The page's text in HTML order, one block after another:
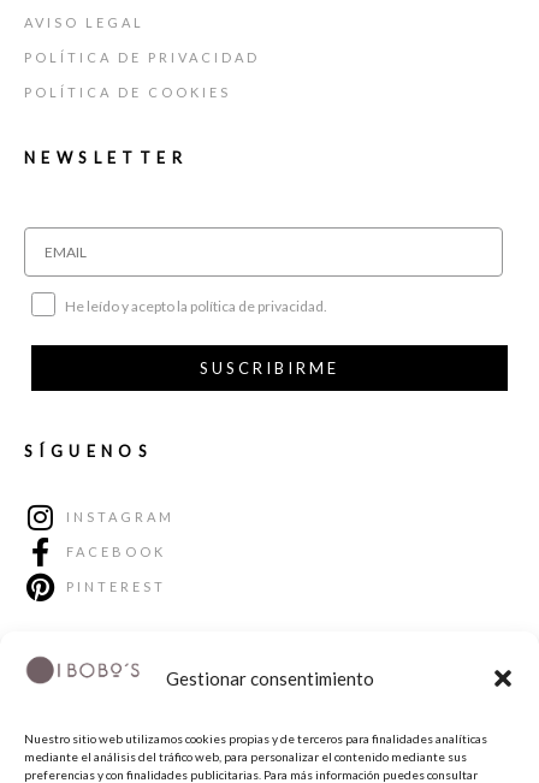
Gestionar consentimiento
Nuestro sitio web utilizamos cookies propias y de terceros para finalidades analíticas
mediante el análisis del tráfico web, para personalizar el contenido mediante sus
preferencias y con finalidades publicitarias. Para más información puedes consultar
AVISO LEGAL
POLÍTICA DE PRIVACIDAD
POLÍTICA DE COOKIES
NEWSLETTER
He leído y acepto la política de privacidad.
SUSCRIBIRME
SÍGUENOS
INSTAGRAM
FACEBOOK
PINTEREST